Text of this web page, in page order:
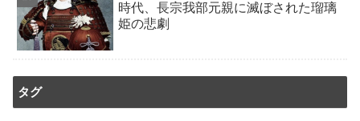
時代、長宗我部元親に滅ぼされた瑠璃
姫の悲劇
タグ